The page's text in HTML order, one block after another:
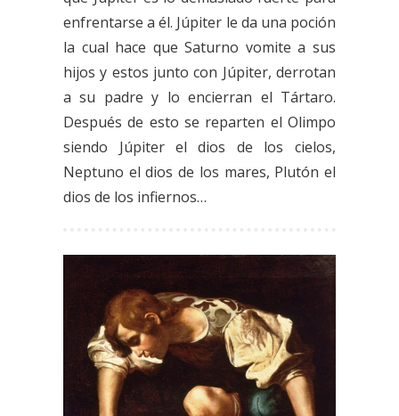
enfrentarse a él. Júpiter le da una poción
la cual hace que Saturno vomite a sus
hijos y estos junto con Júpiter, derrotan
a su padre y lo encierran el Tártaro.
Después de esto se reparten el Olimpo
siendo Júpiter el dios de los cielos,
Neptuno el dios de los mares, Plutón el
dios de los infiernos…